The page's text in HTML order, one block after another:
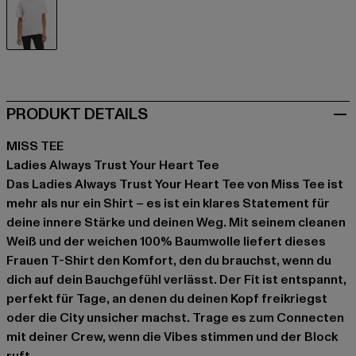
PRODUKT DETAILS
MISS TEE
Ladies Always Trust Your Heart Tee
Das Ladies Always Trust Your Heart Tee von Miss Tee ist
mehr als nur ein Shirt – es ist ein klares Statement für
deine innere Stärke und deinen Weg. Mit seinem cleanen
Weiß und der weichen 100% Baumwolle liefert dieses
Frauen T-Shirt den Komfort, den du brauchst, wenn du
dich auf dein Bauchgefühl verlässt. Der Fit ist entspannt,
perfekt für Tage, an denen du deinen Kopf freikriegst
oder die City unsicher machst. Trage es zum Connecten
mit deiner Crew, wenn die Vibes stimmen und der Block